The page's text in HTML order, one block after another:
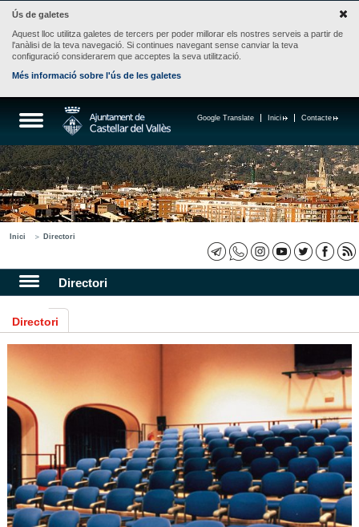
Ús de galetes
Aquest lloc utilitza galetes de tercers per poder millorar els nostres serveis a partir de
l'anàlisi de la teva navegació. Si continues navegant sense canviar la teva
configuració considerarem que acceptes la seva utilització.
Més informació sobre l'ús de les galetes
Contacte
Inici
Google Translate
Inici Directori
Directori
Directori